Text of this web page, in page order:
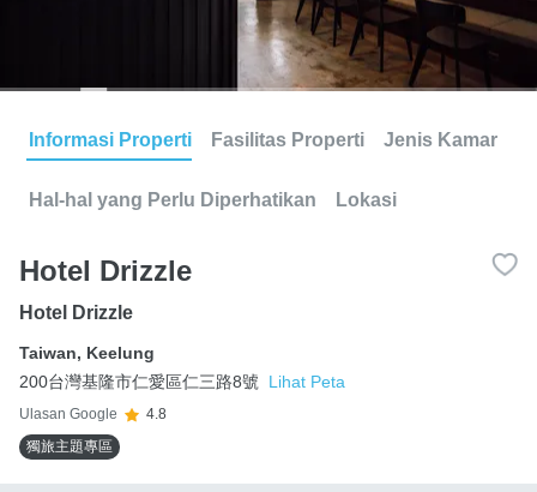
Informasi Properti Fasilitas Properti Jenis Kamar
Hal-hal yang Perlu Diperhatikan Lokasi
Hotel Drizzle
Hotel Drizzle
Taiwan, Keelung
200台灣基隆市仁愛區仁三路8號
Lihat Peta
Ulasan Google
4.8
獨旅主題專區